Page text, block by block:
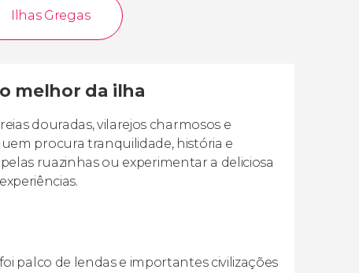
Ilhas Gregas
melhor da ilha
douradas, vilarejos charmosos e
procura tranquilidade, história e
ruazinhas ou experimentar a deliciosa
palco de lendas e importantes civilizações